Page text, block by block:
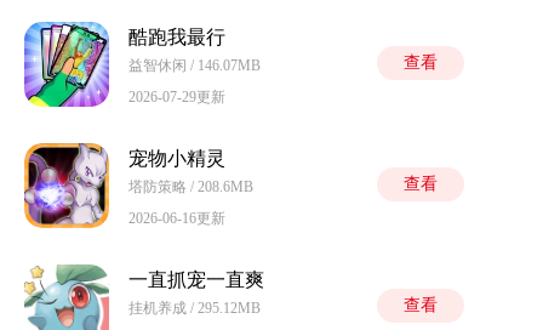
酷跑我最行
益智休闲 / 146.07MB
2026-07-29更新
查看
宠物小精灵
塔防策略 / 208.6MB
2026-06-16更新
查看
一直抓宠一直爽
挂机养成 / 295.12MB
查看